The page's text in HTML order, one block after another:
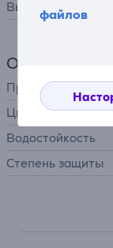
файлов
Высота
Общий
Производитель
Цвет
Водостойкость
Степень защиты